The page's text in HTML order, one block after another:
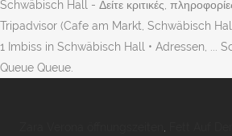
Schwäbisch Hall - Δείτε κριτικές,
Tripadvisor (Cafe am Markt, Schwäbisch
1 Imbiss in Schwäbisch Hall • Adressen, ...
Queue Queue.